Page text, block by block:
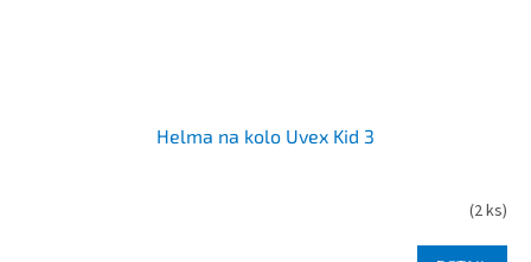
Helma na kolo Uvex Kid 3
(2 ks)